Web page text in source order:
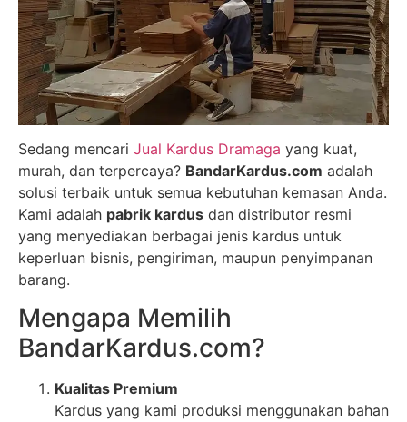
Sedang mencari Jual Kardus Dramaga yang kuat,
murah, dan terpercaya? BandarKardus.com adalah
solusi terbaik untuk semua kebutuhan kemasan Anda.
Kami adalah pabrik kardus dan distributor resmi
yang menyediakan berbagai jenis kardus untuk
keperluan bisnis, pengiriman, maupun penyimpanan
barang.
Mengapa Memilih
BandarKardus.com?
Kualitas Premium
Kardus yang kami produksi menggunakan bahan